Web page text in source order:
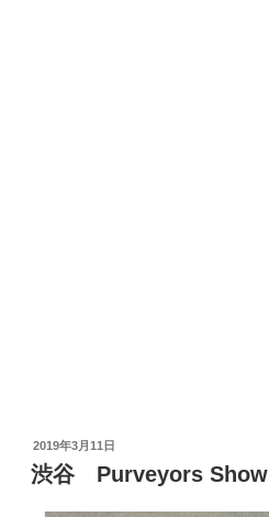
投
稿
日:
2019年3月11日
渋谷 Purveyors Show